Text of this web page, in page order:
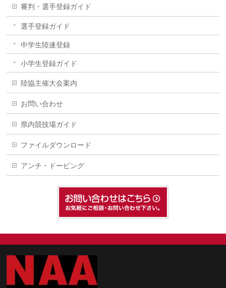
審判・選手登録ガイド
選手登録ガイド
中学生陸連登録
小学生登録ガイド
陸協主催大会案内
お問い合わせ
県内競技場ガイド
ファイルダウンロード
アンチ・ドーピング